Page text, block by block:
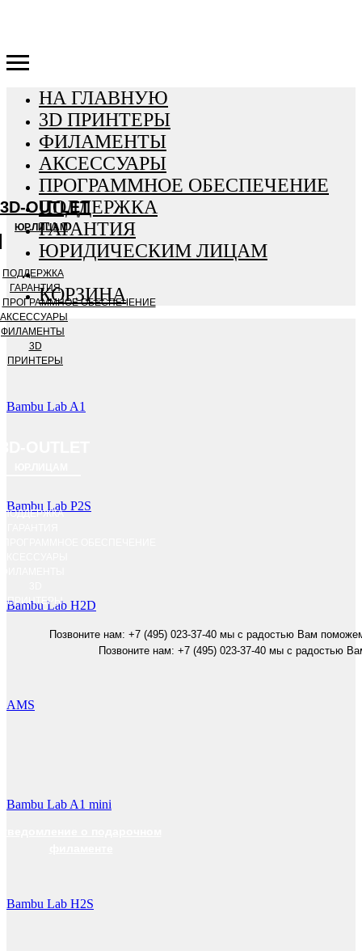
3D-OUTLET
ЮР.ЛИЦАМ
ПОДДЕРЖКА
ГАРАНТИЯ
ПРОГРАММНОЕ ОБЕСПЕЧЕНИЕ
АКСЕССУАРЫ
ФИЛАМЕНТЫ
3D
ПРИНТЕРЫ
ПОДДЕРЖКА
ПРИНТЕРЫ
Позвоните нам: +7 (495) 023-37-40 мы с радостью Вам
Позвоните нам: +7 (495) 023-37-40 мы с радостью
НА ГЛАВНУЮ
3D ПРИНТЕРЫ
ФИЛАМЕНТЫ
АКСЕССУАРЫ
ПРОГРАММНОЕ ОБЕСПЕЧЕНИЕ
ПОДДЕРЖКА
ГАРАНТИЯ
ЮРИДИЧЕСКИМ ЛИЦАМ
КОРЗИНА
Bambu Lab A1
Bambu Lab P2S
Bambu Lab H2D
AMS
Bambu Lab A1 mini
Bambu Lab H2S